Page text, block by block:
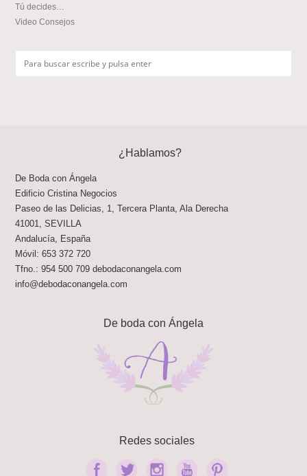
Tú decides…
Video Consejos
¿Hablamos?
De Boda con Ángela
Edificio Cristina Negocios
Paseo de las Delicias, 1, Tercera Planta, Ala Derecha
41001
,SEVILLA
Andalucía España
Móvil:653 372 720
Tfno.:954 500 709 debodaconangela.com
info@debodaconangela.com
De boda con Ángela
Redes sociales